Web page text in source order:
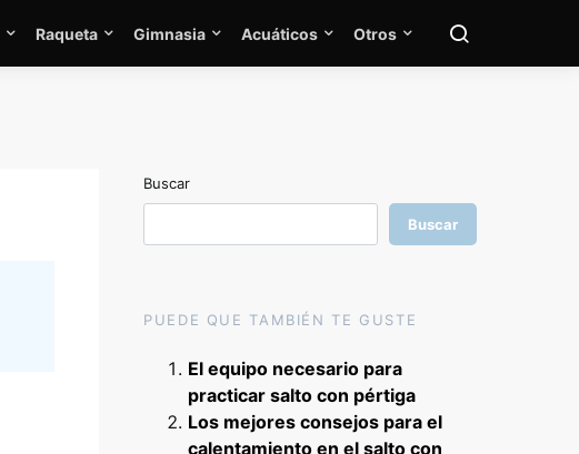
Raqueta Gimnasia Acuáticos Otros
Buscar
Buscar
PUEDE QUE TAMBIÉN TE GUSTE
El equipo necesario para
practicar salto con pértiga
Los mejores consejos para el
calentamiento en el salto con